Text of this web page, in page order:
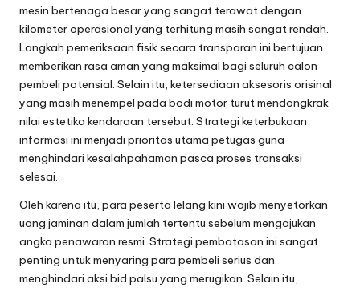
mesin bertenaga besar yang sangat terawat dengan
kilometer operasional yang terhitung masih sangat rendah.
Langkah pemeriksaan fisik secara transparan ini bertujuan
memberikan rasa aman yang maksimal bagi seluruh calon
pembeli potensial. Selain itu, ketersediaan aksesoris orisinal
yang masih menempel pada bodi motor turut mendongkrak
nilai estetika kendaraan tersebut. Strategi keterbukaan
informasi ini menjadi prioritas utama petugas guna
menghindari kesalahpahaman pasca proses transaksi
selesai.
Oleh karena itu, para peserta lelang kini wajib menyetorkan
uang jaminan dalam jumlah tertentu sebelum mengajukan
angka penawaran resmi. Strategi pembatasan ini sangat
penting untuk menyaring para pembeli serius dan
menghindari aksi bid palsu yang merugikan. Selain itu,